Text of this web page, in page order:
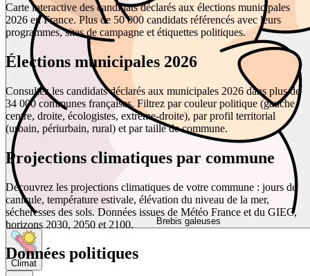
Brebis galeuses
Climat
Carte interactive des candidats déclarés aux élections municipales
2026 en France. Plus de 50 000 candidats référencés avec leurs
programmes, sites de campagne et étiquettes politiques.
Élections municipales 2026
Consultez les candidats déclarés aux municipales 2026 dans plus de
34 000 communes françaises. Filtrez par couleur politique (gauche,
centre, droite, écologistes, extrême-droite), par profil territorial
(urbain, périurbain, rural) et par taille de commune.
Projections climatiques par commune
Découvrez les projections climatiques de votre commune : jours de
canicule, température estivale, élévation du niveau de la mer,
sécheresses des sols. Données issues de Météo France et du GIEC,
horizons 2030, 2050 et 2100.
Données politiques